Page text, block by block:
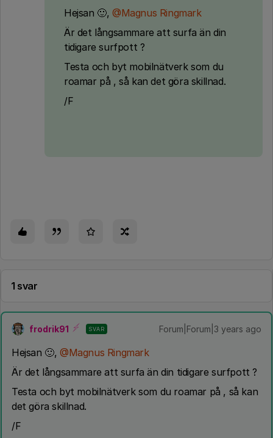
Hejsan 🙂, @Magnus Ringmark
Är det långsammare att surfa än din
tidigare surfpott ?
Testa och byt mobilnätverk som du
roamar på , så kan det göra skillnad.
/F
1 svar
frodrik91 SVAR Forum|Forum|3 years ago
Hejsan 🙂, @Magnus Ringmark
Är det långsammare att surfa än din tidigare surfpott ?
Testa och byt mobilnätverk som du roamar på , så kan
det göra skillnad.
/F